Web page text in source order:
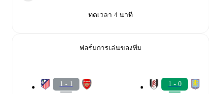
ทดเวลา 4 นาที
ฟอร์มการเล่นของทีม
1 - 1 1 - 0